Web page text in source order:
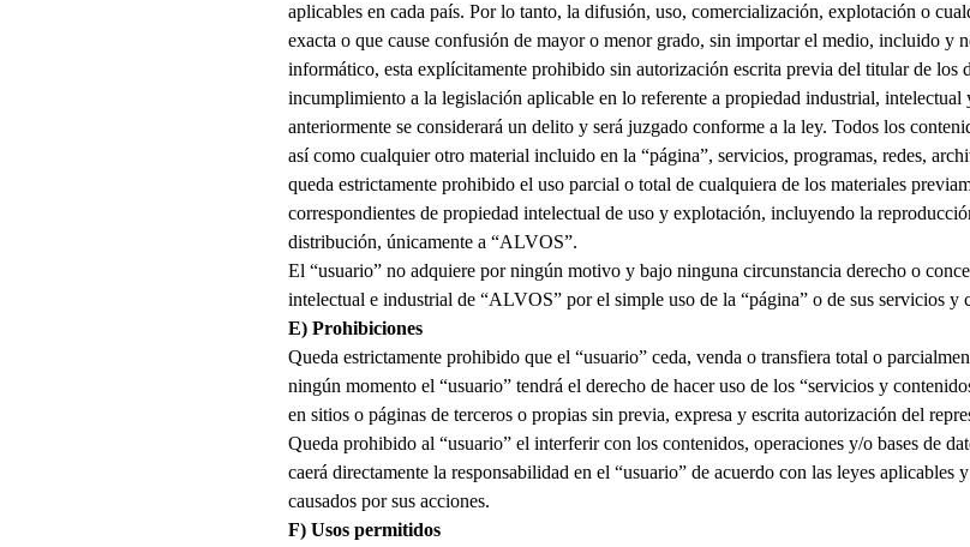
aplicables en cada país. Por lo tanto, la difusión, uso, comercialización, explotación o
exacta o que cause confusión de mayor o menor grado, sin importar el medio, incluido y
informático, esta explícitamente prohibido sin autorización escrita previa del titular de los
incumplimiento a la legislación aplicable en lo referente a propiedad industrial, intelectual
anteriormente se considerará un delito y será juzgado conforme a la ley. Todos los
así como cualquier otro material incluido en la “página”, servicios, programas, redes,
queda estrictamente prohibido el uso parcial o total de cualquiera de los materiales
correspondientes de propiedad intelectual de uso y explotación, incluyendo la
distribución, únicamente a “ALVOS”.
El “usuario” no adquiere por ningún motivo y bajo ninguna circunstancia derecho o
intelectual e industrial de “ALVOS” por el simple uso de la “página” o de sus servicios y
E) Prohibiciones
Queda estrictamente prohibido que el “usuario” ceda, venda o transfiera total o
ningún momento el “usuario” tendrá el derecho de hacer uso de los “servicios y
en sitios o páginas de terceros o propias sin previa, expresa y escrita autorización del
Queda prohibido al “usuario” el interferir con los contenidos, operaciones y/o bases de
caerá directamente la responsabilidad en el “usuario” de acuerdo con las leyes aplicables
causados por sus acciones.
F) Usos permitidos